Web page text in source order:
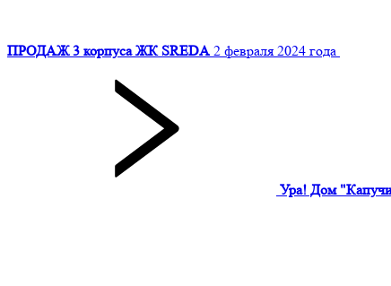
ПРОДАЖ 3 корпуса ЖК SREDA 2 февраля 2024 года
Ура! Дом